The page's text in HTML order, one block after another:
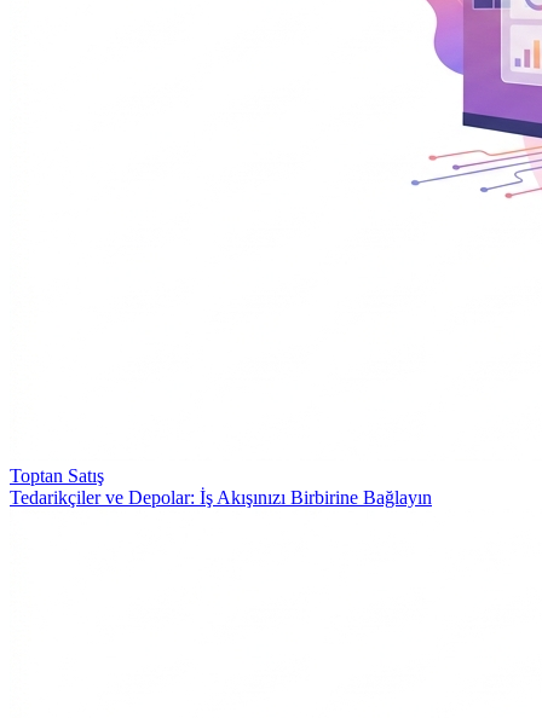
Toptan Satış
Tedarikçiler ve Depolar: İş Akışınızı Birbirine Bağlayın